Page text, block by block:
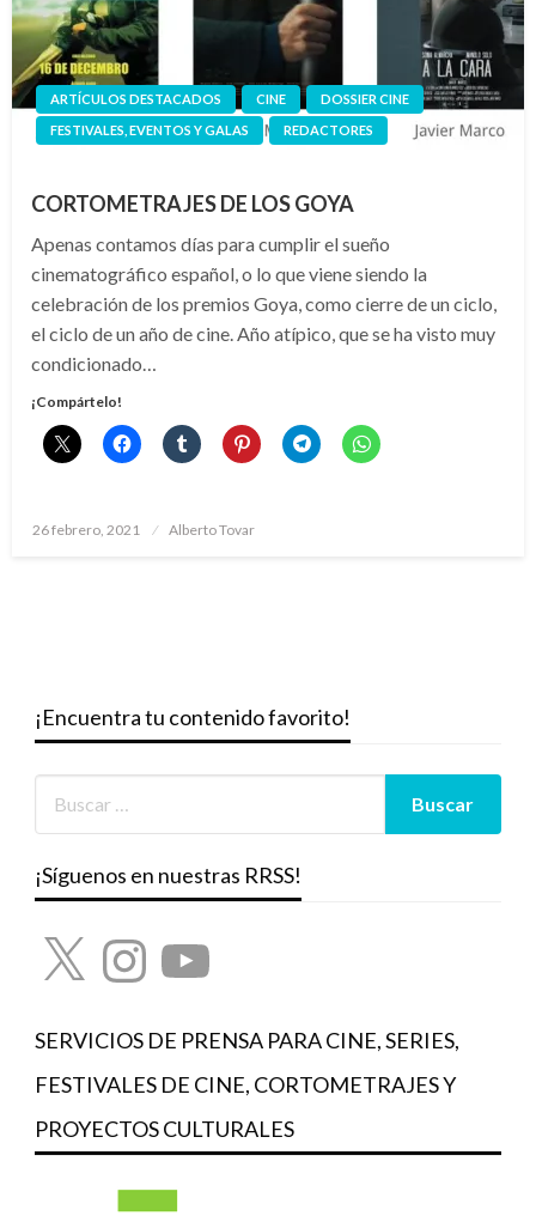
ARTÍCULOS DESTACADOS CINE
DOSSIER CINE
FESTIVALES, EVENTOS Y GALAS
REDACTORES
CORTOMETRAJES DE LOS GOYA
Apenas contamos días para cumplir el sueño
cinematográfico español, o lo que viene siendo la
celebración de los premios Goya, como cierre de un ciclo,
el ciclo de un año de cine. Año atípico, que se ha visto muy
condicionado…
¡Compártelo!
Publicado
26 febrero, 2021 Alberto Tovar
¡Encuentra tu contenido favorito!
¡Síguenos en nuestras RRSS!
X InstagramYouTube
SERVICIOS DE PRENSA PARA CINE, SERIES,
FESTIVALES DE CINE, CORTOMETRAJES Y
PROYECTOS CULTURALES